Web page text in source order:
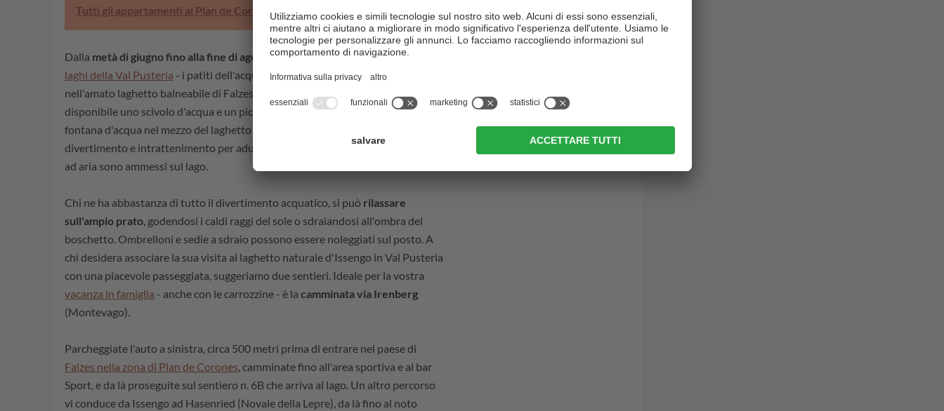
Tutti gli appartamenti al Plan de Corones
Dalla metà di giugno fino alla fine di agosto- anche questo è eccezionale per i
laghi della Val Pusteria - i patiti dell'acqua troveranno refrigerio e ristoro
nell'amato laghetto balneabile di Falzes. Per i bambini che adorano nuotare è
disponibile uno scivolo d'acqua e un piccolo parco giochi. E anche la maestosa
fontana d'acqua nel mezzo del laghetto balneabile altoatesino assicura
divertimento e intrattenimento per adulti e bambini. Inoltre, barche e materassi
ad aria sono ammessi sul lago.
Chi ne ha abbastanza di tutto il divertimento acquatico, si può rilassare
sull'ampio prato, godendosi i caldi raggi del sole o sdraiandosi all'ombra del
boschetto. Ombrelloni e sedie a sdraio possono essere noleggiati sul posto. A
chi desidera associare la sua visita al laghetto naturale d'Issengo in Val Pusteria
con una piacevole passeggiata, suggeriamo due sentieri. Ideale per la vostra
vacanza in famiglia - anche con le carrozzine - è la camminata via Irenberg
(Montevago).
Parcheggiate l'auto a sinistra, circa 500 metri prima di entrare nel paese di
Falzes nella zona di Plan de Corones, camminate fino all'area sportiva e al bar
Sport, e da là proseguite sul sentiero n. 6B che arriva al lago. Un altro percorso
vi conduce da Issengo ad Hasenried (Novale della Lepre), da là fino al noto